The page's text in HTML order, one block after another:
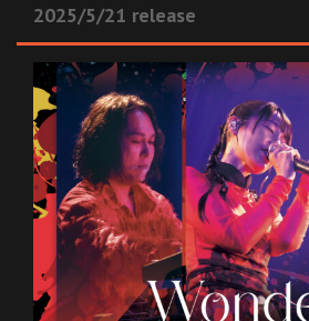
2025/5/21 release